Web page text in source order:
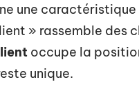
une
» rassemble des
occupe la
unique.